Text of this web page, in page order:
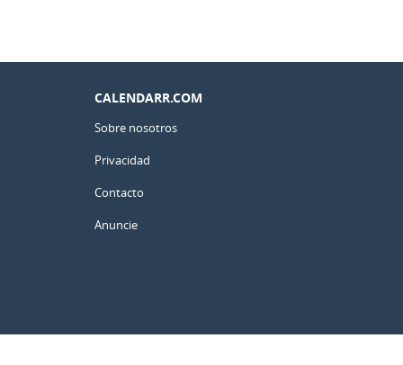
CALENDARR.COM
Sobre nosotros
Privacidad
Contacto
Anuncie